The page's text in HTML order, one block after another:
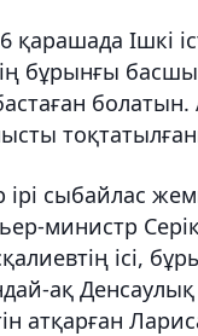
қарашада Ішкі
бұрынғы
ірі сыбайлас
министр
ісі,
ақ
атқарған